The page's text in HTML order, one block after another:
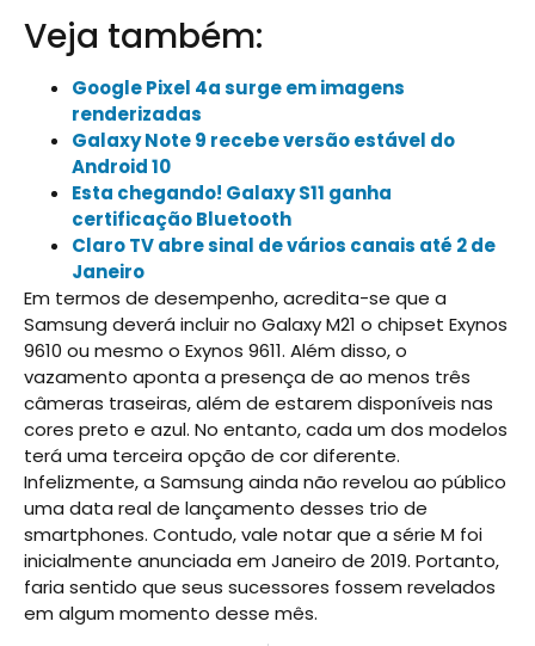
Veja também:
Google Pixel 4a surge em imagens
renderizadas
Galaxy Note 9 recebe versão estável do
Android 10
Esta chegando! Galaxy S11 ganha
certificação Bluetooth
Claro TV abre sinal de vários canais até 2 de
Janeiro
Em termos de desempenho, acredita-se que a
Samsung deverá incluir no Galaxy M21 o chipset Exynos
9610 ou mesmo o Exynos 9611. Além disso, o
vazamento aponta a presença de ao menos três
câmeras traseiras, além de estarem disponíveis nas
cores preto e azul. No entanto, cada um dos modelos
terá uma terceira opção de cor diferente.
Infelizmente, a Samsung ainda não revelou ao público
uma data real de lançamento desses trio de
smartphones. Contudo, vale notar que a série M foi
inicialmente anunciada em Janeiro de 2019. Portanto,
faria sentido que seus sucessores fossem revelados
em algum momento desse mês.